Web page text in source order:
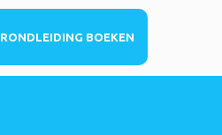
RONDLEIDING BOEKEN